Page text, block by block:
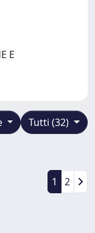
E
Tutti (32)
1 2